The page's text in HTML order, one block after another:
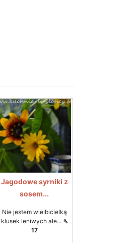
Jagodowe syrniki z
sosem...
Nie jestem wielbicielką
klusek leniwych ale... ⇖
17